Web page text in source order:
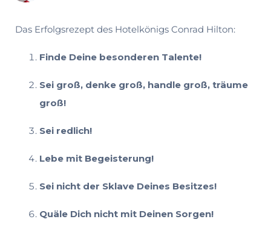
Das Erfolgsrezept des Hotelkönigs Conrad Hilton:
Finde Deine besonderen Talente!
Sei groß, denke groß, handle groß, träume
groß!
Sei redlich!
Lebe mit Begeisterung!
Sei nicht der Sklave Deines Besitzes!
Quäle Dich nicht mit Deinen Sorgen!